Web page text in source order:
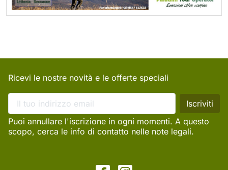
Ricevi le nostre novità e le offerte speciali
Puoi annullare l'iscrizione in ogni momenti. A questo
scopo, cerca le info di contatto nelle note legali.